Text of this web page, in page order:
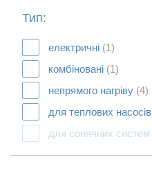
Тип:
електричні (1)
комбіновані (1)
непрямого нагріву (4)
для теплових насосів
для сонячних систем